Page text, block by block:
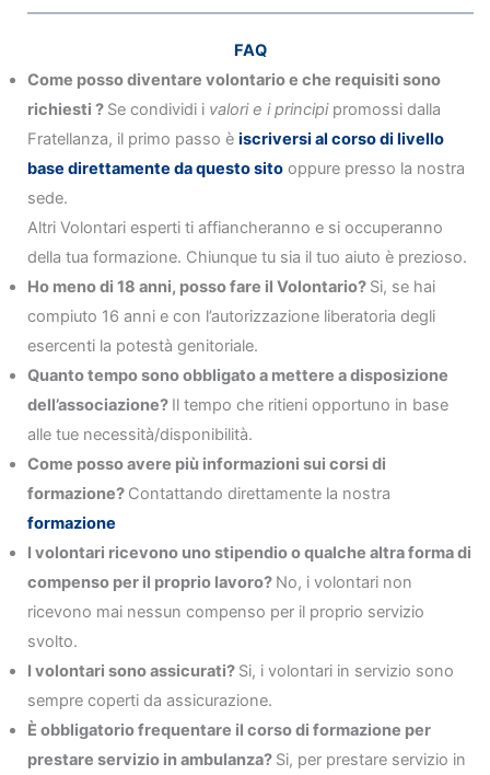
FAQ
Come posso diventare volontario e che requisiti sono
richiesti ? Se condividi i valori e i principipromossi dalla
Fratellanza, il primo passo è iscriversi al corso di livello
base direttamente da questo sito oppure presso la nostra
sede.
Altri Volontari esperti ti affiancheranno e si occuperanno
della tua formazione. Chiunque tu sia il tuo aiuto è prezioso.
Ho meno di 18 anni, posso fare il Volontario? Si, se hai
compiuto 16 anni e con l’autorizzazione liberatoria degli
esercenti la potestà genitoriale.
Quanto tempo sono obbligato a mettere a disposizione
dell’associazione? Il tempo che ritieni opportuno in base
alle tue necessità/disponibilità.
Come posso avere più informazioni sui corsi di
formazione? Contattando direttamente la nostra
formazione
I volontari ricevono uno stipendio o qualche altra forma di
compenso per il proprio lavoro? No, i volontari non
ricevono mai nessun compenso per il proprio servizio
svolto.
I volontari sono assicurati? Si, i volontari in servizio sono
sempre coperti da assicurazione.
È obbligatorio frequentare il corso di formazione per
prestare servizio in ambulanza? Si, per prestare servizio in